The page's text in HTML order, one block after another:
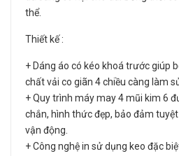
thể.
Thiết kế :
+ Dáng áo có kéo khoá trước giúp
chất vải co giãn 4 chiều càng làm
+ Quy trình máy may 4 mũi kim 6
chắn, hình thức đẹp, bảo đảm
vận động.
+ Công nghệ in sử dụng keo đặc